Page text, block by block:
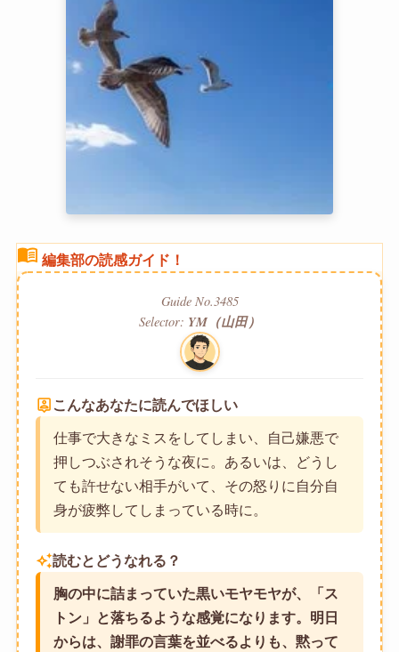
menu_book 編集部の読感ガイド！
Guide No.3485
Selector: YM（山田）
person_pin こんなあなたに読んでほしい
仕事で大きなミスをしてしまい、自己嫌悪で
押しつぶされそうな夜に。あるいは、どうし
ても許せない相手がいて、その怒りに自分自
身が疲弊してしまっている時に。
auto_awesome読むとどうなれる？
胸の中に詰まっていた黒いモヤモヤが、「ス
トン」と落ちるような感覚になります。明日
からは、謝罪の言葉を並べるよりも、黙って